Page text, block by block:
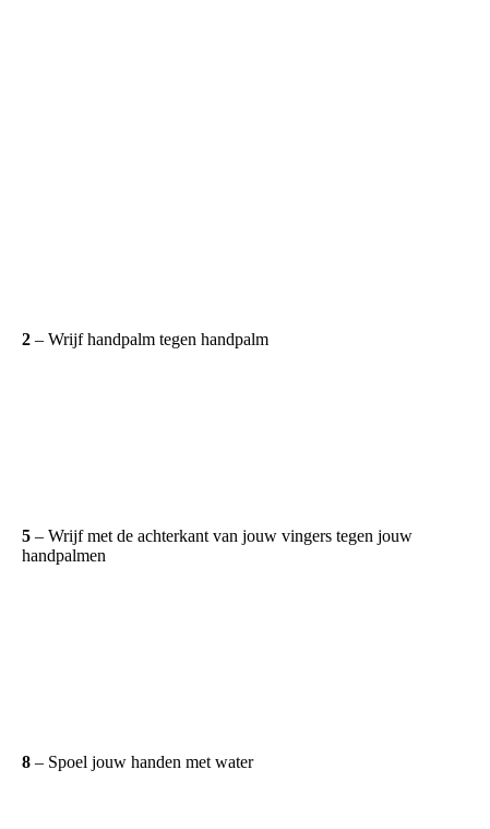
2 – Wrijf handpalm tegen handpalm
5 – Wrijf met de achterkant van jouw vingers tegen jouw
handpalmen
8 – Spoel jouw handen met water